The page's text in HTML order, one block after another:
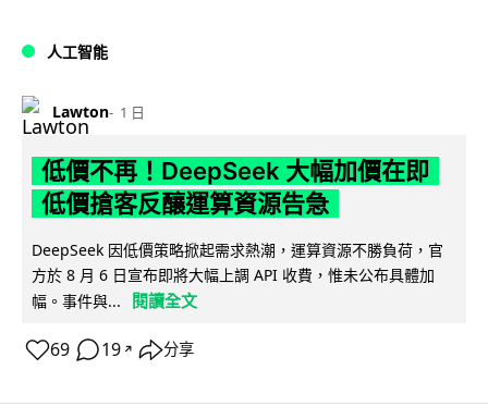
人工智能
Lawton 1 日
低價不再！DeepSeek 大幅加價在即
低價搶客反釀運算資源告急
DeepSeek 因低價策略掀起需求熱潮，運算資源不勝負荷，官
方於 8 月 6 日宣布即將大幅上調 API 收費，惟未公布具體加
幅。事件與...
閱讀全文
69 19 ↗ 分享